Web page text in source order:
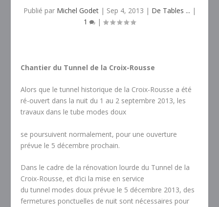
Publié par Michel Godet| Sep 4, 2013 | De Tables ... |
1
|
Chantier du Tunnel de la Croix-Rousse
Alors que le tunnel historique de la Croix-Rousse a été
ré-ouvert dans la nuit du 1 au 2 septembre 2013, les
travaux dans le tube modes doux
se poursuivent normalement, pour une ouverture
prévue le 5 décembre prochain.
Dans le cadre de la rénovation lourde du Tunnel de la
Croix-Rousse, et d’ici la mise en service
du tunnel modes doux prévue le 5 décembre 2013, des
fermetures ponctuelles de nuit sont nécessaires pour